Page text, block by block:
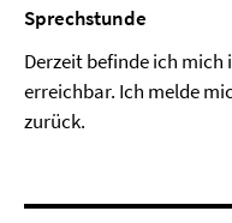
Sprechstunde
Derzeit befinde ich
erreichbar. Ich melde
zurück.